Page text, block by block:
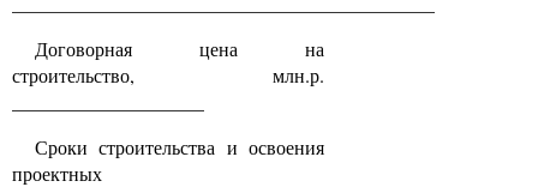
Договорная цена на
строительство, млн.р.
Сроки строительства и освоения
проектных